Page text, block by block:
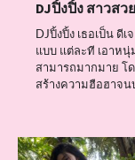
DJปิ้งปิ้ง สาวส
DJปิ้งปิ้ง เธอเป็น ดี
แบบ แต่ละที เอาห
สามารถมากมาย โ
สร้างความฮือฮาจ